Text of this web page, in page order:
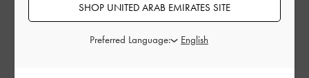
حذاء ساتان بسير خلفي وسيور
بليسيه-أحمر
حذاء ساتان بسير خلفي وسيور
بليسيه-أسود خشن
SHOP UNITED ARAB EMIRATES SITE
Preferred Language: